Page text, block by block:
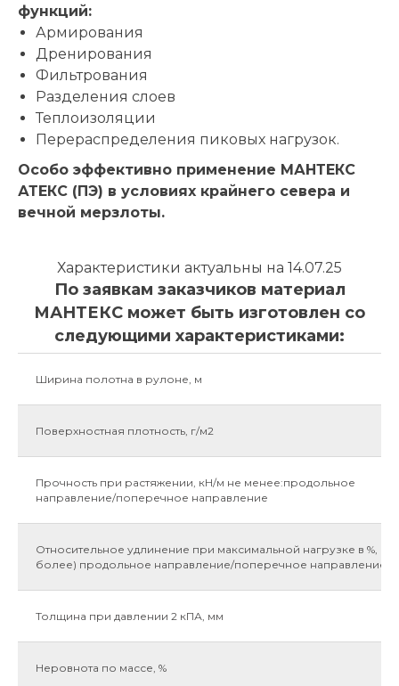
функций:
Армирования
Дренирования
Фильтрования
Разделения слоев
Теплоизоляции
Перераспределения пиковых нагрузок.
Особо эффективно применение МАНТЕКС
АТЕКС (ПЭ) в условиях крайнего севера и
вечной мерзлоты.
Характеристики актуальны на 14.07.25
По заявкам заказчиков материал
МАНТЕКС может быть изготовлен со
следующими характеристиками:
Ширина полотна в рулоне, м
Поверхностная плотность, г/м2
Прочность при растяжении, кН/м не менее:продольное
направление/поперечное направление
Относительное удлинение при максимальной нагрузке в %, (не
более) продольное направление/поперечное направление
Толщина при давлении 2 кПА, мм
Неровнота по массе, %